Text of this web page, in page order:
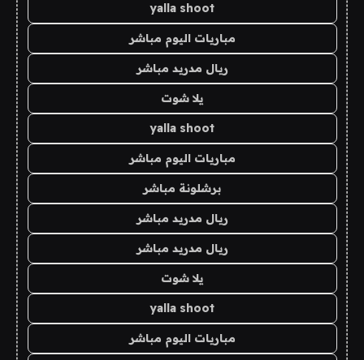
yalla shoot
مباريات اليوم مباشر
ريال مدريد مباشر
يلا شوت
yalla shoot
مباريات اليوم مباشر
برشلونة مباشر
ريال مدريد مباشر
ريال مدريد مباشر
يلا شوت
yalla shoot
مباريات اليوم مباشر